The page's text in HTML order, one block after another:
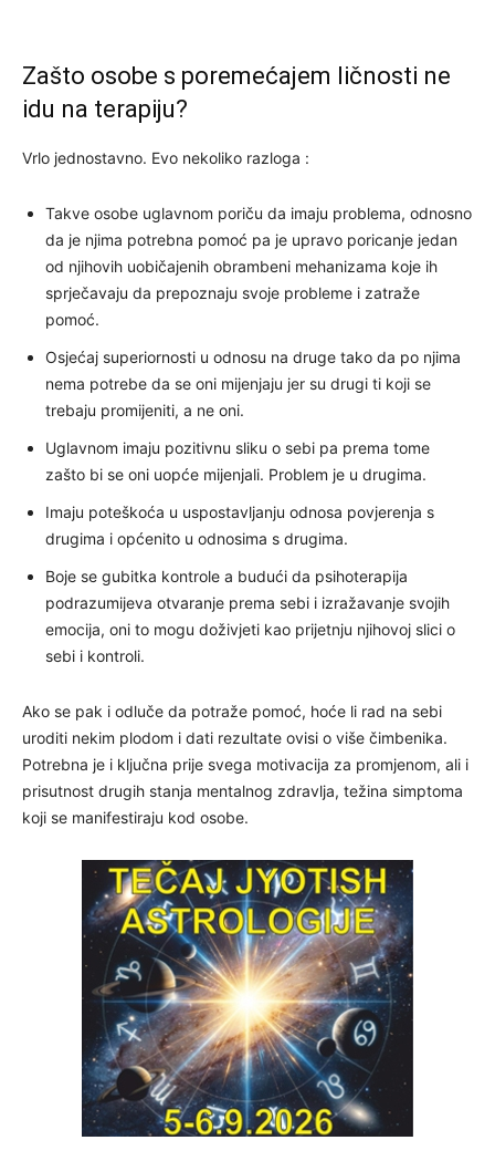
Zašto osobe s poremećajem ličnosti ne
idu na terapiju?
Vrlo jednostavno. Evo nekoliko razloga :
Takve osobe uglavnom poriču da imaju problema, odnosno
da je njima potrebna pomoć pa je upravo poricanje jedan
od njihovih uobičajenih obrambeni mehanizama koje ih
sprječavaju da prepoznaju svoje probleme i zatraže
pomoć.
Osjećaj superiornosti u odnosu na druge tako da po njima
nema potrebe da se oni mijenjaju jer su drugi ti koji se
trebaju promijeniti, a ne oni.
Uglavnom imaju pozitivnu sliku o sebi pa prema tome
zašto bi se oni uopće mijenjali. Problem je u drugima.
Imaju poteškoća u uspostavljanju odnosa povjerenja s
drugima i općenito u odnosima s drugima.
Boje se gubitka kontrole a budući da psihoterapija
podrazumijeva otvaranje prema sebi i izražavanje svojih
emocija, oni to mogu doživjeti kao prijetnju njihovoj slici o
sebi i kontroli.
Ako se pak i odluče da potraže pomoć, hoće li rad na sebi
uroditi nekim plodom i dati rezultate ovisi o više čimbenika.
Potrebna je i ključna prije svega motivacija za promjenom, ali i
prisutnost drugih stanja mentalnog zdravlja, težina simptoma
koji se manifestiraju kod osobe.